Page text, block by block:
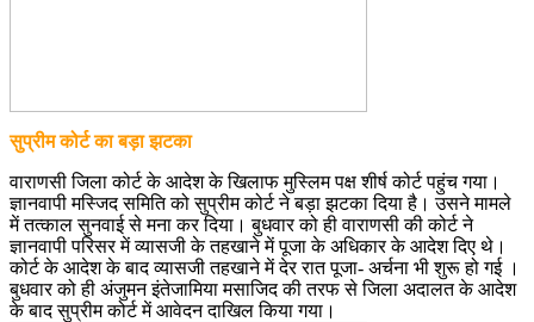
सुप्रीम कोर्ट का बड़ा झटका
वाराणसी जिला कोर्ट के आदेश के खिलाफ मुस्लिम पक्ष शीर्ष कोर्ट पहुंच गया।
ज्ञानवापी मस्जिद समिति को सुप्रीम कोर्ट ने बड़ा झटका दिया है। उसने मामले
में तत्काल सुनवाई से मना कर दिया। बुधवार को ही वाराणसी की कोर्ट ने
ज्ञानवापी परिसर में व्यासजी के तहखाने में पूजा के अधिकार के आदेश दिए थे।
कोर्ट के आदेश के बाद व्यासजी तहखाने में देर रात पूजा- अर्चना भी शुरू हो गई ।
बुधवार को ही अंजुमन इंतेजामिया मसाजिद की तरफ से जिला अदालत के आदेश
के बाद सुप्रीम कोर्ट में आवेदन दाखिल किया गया।